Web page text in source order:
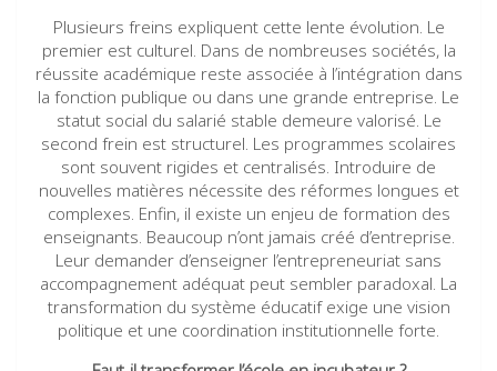
Plusieurs freins expliquent cette lente évolution. Le
premier est culturel. Dans de nombreuses sociétés, la
réussite académique reste associée à l’intégration dans
la fonction publique ou dans une grande entreprise. Le
statut social du salarié stable demeure valorisé. Le
second frein est structurel. Les programmes scolaires
sont souvent rigides et centralisés. Introduire de
nouvelles matières nécessite des réformes longues et
complexes. Enfin, il existe un enjeu de formation des
enseignants. Beaucoup n’ont jamais créé d’entreprise.
Leur demander d’enseigner l’entrepreneuriat sans
accompagnement adéquat peut sembler paradoxal. La
transformation du système éducatif exige une vision
politique et une coordination institutionnelle forte.